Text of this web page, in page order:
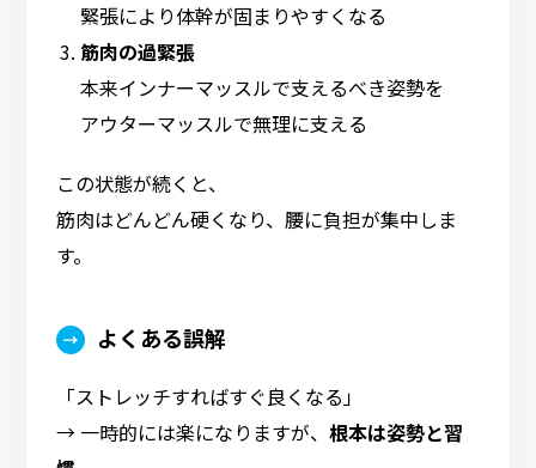
緊張により体幹が固まりやすくなる
筋肉の過緊張
本来インナーマッスルで支えるべき姿勢を
アウターマッスルで無理に支える
この状態が続くと、
筋肉はどんどん硬くなり、腰に負担が集中しま
す。
よくある誤解
「ストレッチすればすぐ良くなる」
→ 一時的には楽になりますが、根本は姿勢と習